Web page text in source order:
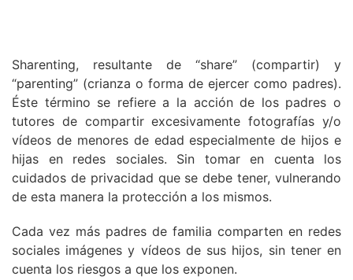
Sharenting, resultante de “share” (compartir) y
“parenting” (crianza o forma de ejercer como padres).
Éste término se refiere a la acción de los padres o
tutores de compartir excesivamente fotografías y/o
vídeos de menores de edad especialmente de hijos e
hijas en redes sociales. Sin tomar en cuenta los
cuidados de privacidad que se debe tener, vulnerando
de esta manera la protección a los mismos.
Cada vez más padres de familia comparten en redes
sociales imágenes y vídeos de sus hijos, sin tener en
cuenta los riesgos a que los exponen.